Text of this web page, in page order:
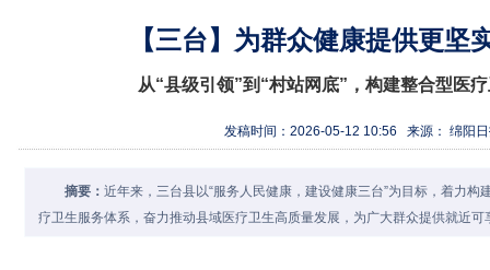
【三台】为群众健康提供更坚
从“县级引领”到“村站网底”，构建整合型医
发稿时间：2026-05-12 10:56 来源： 绵阳
摘要： 近年来，三台县以“服务人民健康，建设健康三台”为目标，着力构
疗卫生服务体系，奋力推动县域医疗卫生高质量发展，为广大群众提供就近